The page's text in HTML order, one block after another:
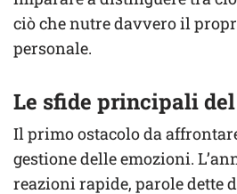
ciò che nutre davvero il
personale.
Le sfide principali del
Il primo ostacolo da
gestione delle emozioni.
reazioni rapide, parole dette